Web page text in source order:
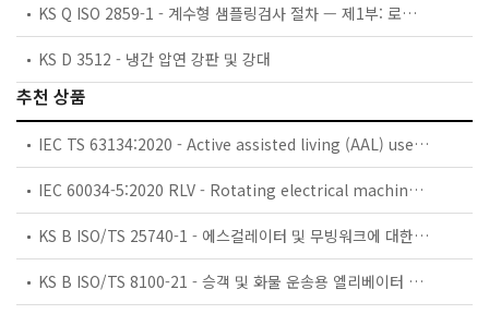
KS Q ISO 2859-1 - 계수형 샘플링검사 절차 — 제1부: 로트별 합격품질한계(AQL) 지표형 샘플링검사 방식
KS D 3512 - 냉간 압연 강판 및 강대
추천 상품
IEC TS 63134:2020 - Active assisted living (AAL) use cases
IEC 60034-5:2020 RLV - Rotating electrical machines - Part 5: Degrees of protection provided by the integral design of rotating electrical machines (IP code) - Classification
KS B ISO/TS 25740-1 - 에스컬레이터 및 무빙워크에 대한 안전요건 — 제1부: 세계공통 필수 안전요건(GESRs)
KS B ISO/TS 8100-21 - 승객 및 화물 운송용 엘리베이터 —제21부: 세계공통 필수안전요건(GESRs)을 충족하는 세계공통 안전 파라미터(GSPs)